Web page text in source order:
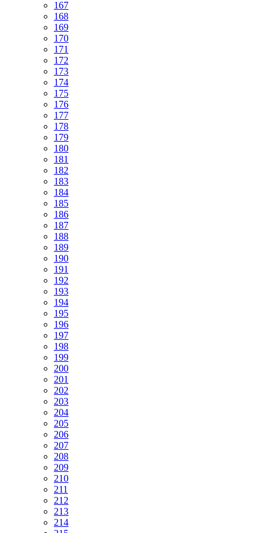
167
168
169
170
171
172
173
174
175
176
177
178
179
180
181
182
183
184
185
186
187
188
189
190
191
192
193
194
195
196
197
198
199
200
201
202
203
204
205
206
207
208
209
210
211
212
213
214